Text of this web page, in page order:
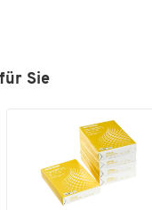
Sie